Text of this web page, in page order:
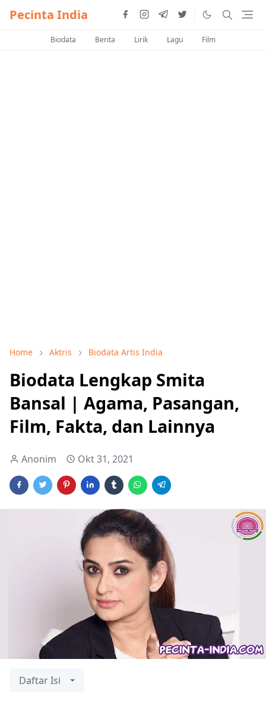
Pecinta India
Biodata Berita Lirik Lagu Film
Home Aktris Biodata Artis India
Biodata Lengkap Smita
Bansal | Agama, Pasangan,
Film, Fakta, dan Lainnya
Anonim Okt 31, 2021
Daftar Isi